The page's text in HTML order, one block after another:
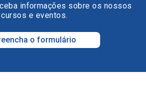
informações sobre os nossos
cursos e eventos.
o formulário